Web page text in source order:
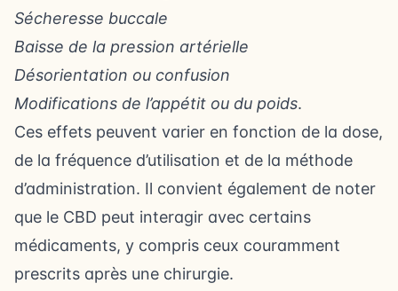
Sécheresse buccale
Baisse de la pression artérielle
Désorientation ou confusion
Modifications de l’appétit ou du poids.
Ces effets peuvent varier en fonction de la dose,
de la fréquence d’utilisation et de la méthode
d’administration. Il convient également de noter
que le CBD peut interagir avec certains
médicaments, y compris ceux couramment
prescrits après une chirurgie.